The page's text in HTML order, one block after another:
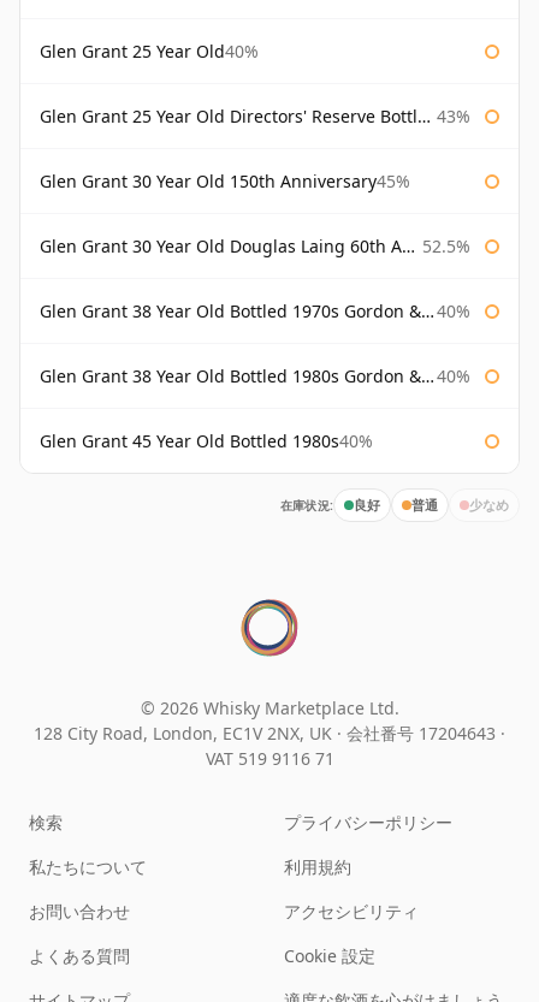
Glen Grant 25 Year Old40%
Glen Grant 25 Year Old Directors' Reserve Bottled 1980s 43%
Glen Grant 30 Year Old 150th Anniversary45%
Glen Grant 30 Year Old Douglas Laing 60th Anniversary 52.5%
Glen Grant 38 Year Old Bottled 1970s Gordon & Macphail 40%
Glen Grant 38 Year Old Bottled 1980s Gordon & Macphail 40%
Glen Grant 45 Year Old Bottled 1980s40%
在庫状況: 良好 普通 少なめ
© 2026 Whisky Marketplace Ltd.
128 City Road, London, EC1V 2NX, UK · 会社番号 17204643 ·
VAT 519 9116 71
検索
私たちについて
お問い合わせ
よくある質問
プライバシーポリシー
利用規約
アクセシビリティ
Cookie 設定